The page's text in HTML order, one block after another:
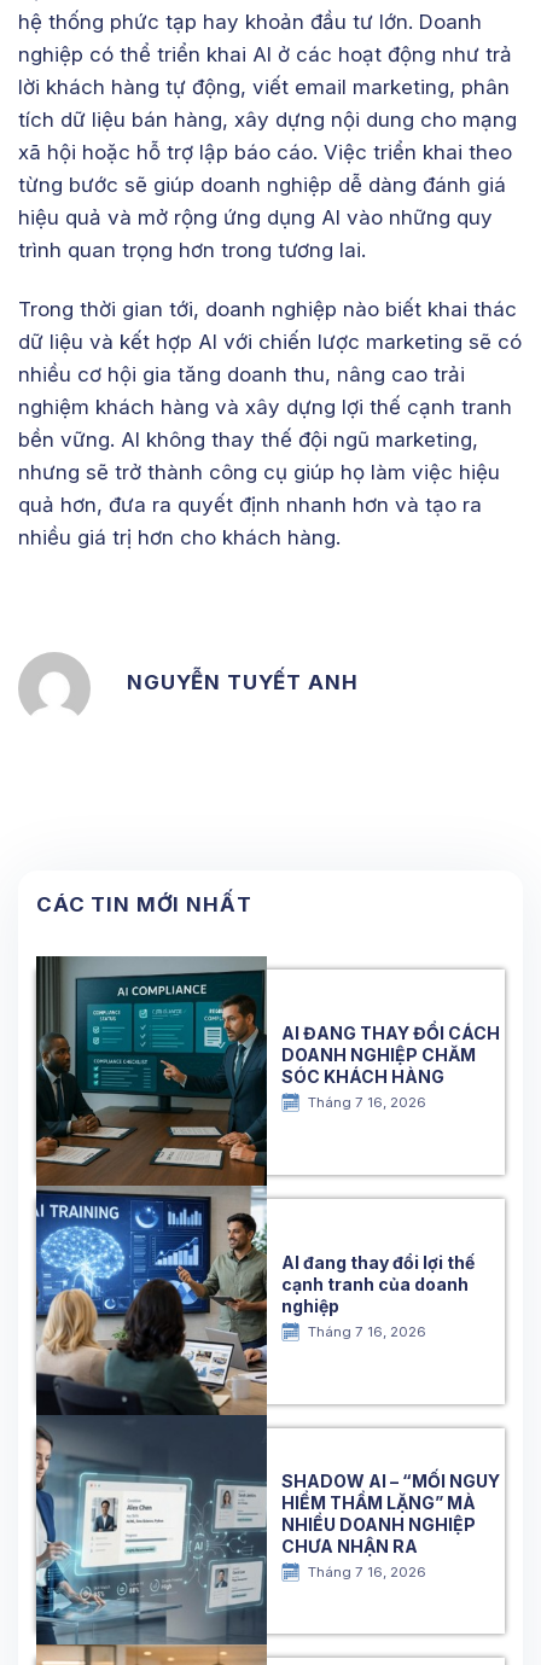
CÁC TIN MỚI NHẤT
AI ĐANG THAY ĐỔI CÁCH
DOANH NGHIỆP CHĂM
SÓC KHÁCH HÀNG
Tháng 7 16, 2026
AI đang thay đổi lợi thế
cạnh tranh của doanh
nghiệp
Tháng 7 16, 2026
SHADOW AI – “MỐI NGUY
HIỂM THẦM LẶNG” MÀ
NHIỀU DOANH NGHIỆP
CHƯA NHẬN RA
Tháng 7 16, 2026
hệ thống phức tạp hay khoản đầu tư lớn. Doanh
nghiệp có thể triển khai AI ở các hoạt động như trả
lời khách hàng tự động, viết email marketing, phân
tích dữ liệu bán hàng, xây dựng nội dung cho mạng
xã hội hoặc hỗ trợ lập báo cáo. Việc triển khai theo
từng bước sẽ giúp doanh nghiệp dễ dàng đánh giá
hiệu quả và mở rộng ứng dụng AI vào những quy
trình quan trọng hơn trong tương lai.
Trong thời gian tới, doanh nghiệp nào biết khai thác
dữ liệu và kết hợp AI với chiến lược marketing sẽ có
nhiều cơ hội gia tăng doanh thu, nâng cao trải
nghiệm khách hàng và xây dựng lợi thế cạnh tranh
bền vững. AI không thay thế đội ngũ marketing,
nhưng sẽ trở thành công cụ giúp họ làm việc hiệu
quả hơn, đưa ra quyết định nhanh hơn và tạo ra
nhiều giá trị hơn cho khách hàng.
NGUYỄN TUYẾT ANH